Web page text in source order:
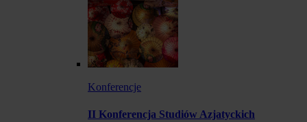
Konferencje
II Konferencja Studiów Azjatyckich